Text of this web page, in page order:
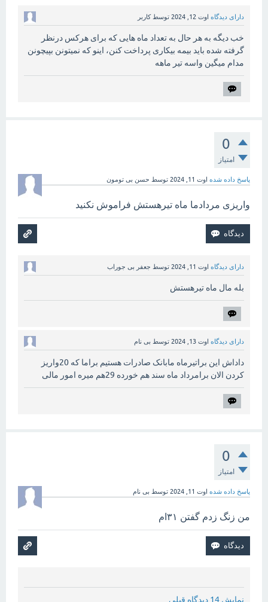
دارای دیدگاه اوت 12, 2024 توسطکاربر
خب دیگه به هر حال به تعداد ماه هایی که برای هرکس درنظر
گرفته شده باید بیمه بیکاری پرداخت کنن، اینو که نمیتونن بپیچونن
مدام میگین واسه تیر ماهه
0
امتیاز
پاسخ داده شده اوت 11, 2024 توسط حسن بی تومون
واریزی مردادما ماه تیرهستش فراموش نکنید
دارای دیدگاه اوت 11, 2024 توسط جعفر بی جوراب
بله مال ماه تیرهستش
دارای دیدگاه اوت 13, 2024 توسط بی نام
داداش این براتیرماه مابانک صادرات هستیم براما که 20واریز
کردن الان برامرداد ماه سند هم خورده 29هم میره امور مالی
0
امتیاز
پاسخ داده شده اوت 11, 2024 توسط بی نام
من زنگ زدم گفتن ۳۱ام
نمایش 14 دیدگاه قبلی